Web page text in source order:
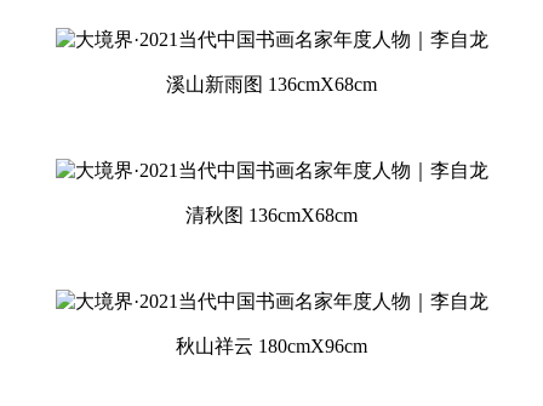
溪山新雨图 136cmX68cm
清秋图 136cmX68cm
秋山祥云 180cmX96cm